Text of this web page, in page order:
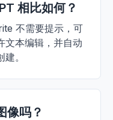
相比如何？
不需要提示，可
文本编辑，并自动
。
像吗？